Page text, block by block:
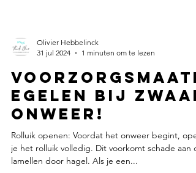
Olivier Hebbelinck
31 jul 2024
1 minuten om te lezen
Voorzorgsmaatr
egelen bij zwaar
onweer!